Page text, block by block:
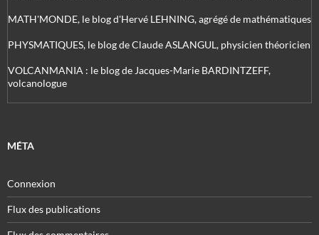
MATH'MONDE, le blog d'Hervé LEHNING, agrégé de mathématiques
PHYSMATIQUES, le blog de Claude ASLANGUL, physicien théoricien
VOLCANMANIA : le blog de Jacques-Marie BARDINTZEFF,
volcanologue
MÉTA
Connexion
Flux des publications